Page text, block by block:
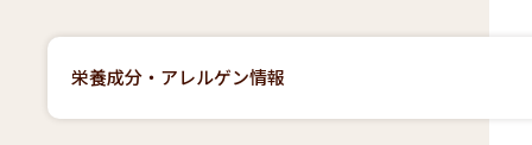
栄養成分・アレルゲン情報